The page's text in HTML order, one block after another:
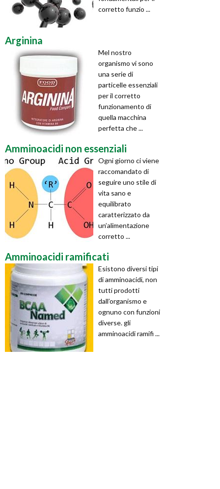
corretto funzio ...
Arginina
Mel nostro
organismo vi sono
una serie di
particelle essenziali
per il corretto
funzionamento di
quella macchina
perfetta che ...
Amminoacidi non essenziali
Ogni giorno ci viene
raccomandato di
seguire uno stile di
vita sano e
equilibrato
caratterizzato da
un’alimentazione
corretto ...
Amminoacidi ramificati
Esistono diversi tipi
di amminoacidi, non
tutti prodotti
dall’organismo e
ognuno con funzioni
diverse. gli
amminoacidi ramifi ...